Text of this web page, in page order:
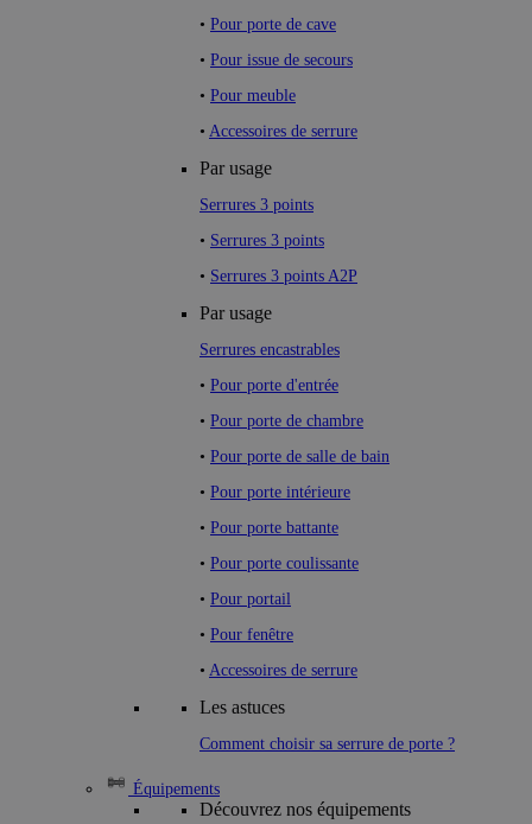
• Pour porte de cave
• Pour issue de secours
• Pour meuble
• Accessoires de serrure
Par usage
Serrures 3 points
• Serrures 3 points
• Serrures 3 points A2P
Par usage
Serrures encastrables
• Pour porte d'entrée
• Pour porte de chambre
• Pour porte de salle de bain
• Pour porte intérieure
• Pour porte battante
• Pour porte coulissante
• Pour portail
• Pour fenêtre
• Accessoires de serrure
Les astuces
Comment choisir sa serrure de porte ?
Équipements
Découvrez nos équipements